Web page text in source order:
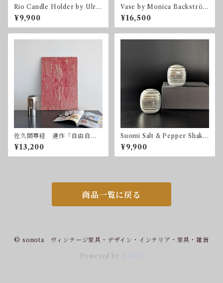
Rio Candle Holder by Ulric
a Hydman Vallien for Kosta
Boda 2003 コスタ・ボダ
¥9,900
Vase by Monica Backström
for Kosta Boda コスタ・ボ
ダ スウェーデン
¥16,500
佐久間尊経 連作「自由自
在」ー赤 2003年 ミクスト
メディア
¥13,200
Suomi Salt & Pepper Shake
rs by Timo Sarpaneva for
Rosenthal Studio Linie 25
周年記念 ローゼンタール
¥9,900
商品一覧に戻る
© sonota ヴィンテージ家具・デザイン・インテリア・家具・雑貨
Powered by